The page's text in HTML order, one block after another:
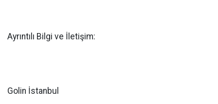
Ayrıntılı Bilgi ve İletişim:
Golin İstanbul